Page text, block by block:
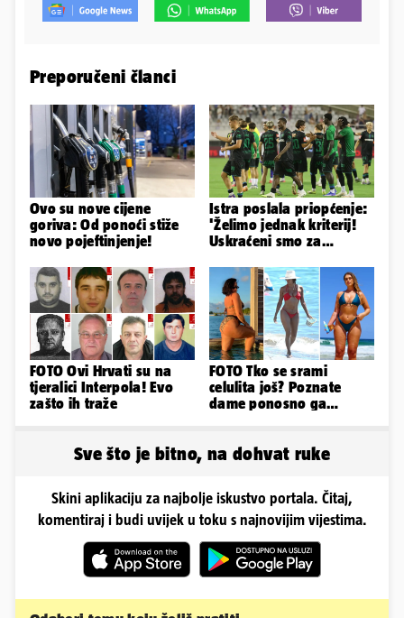
Preporučeni članci
Ovo su nove cijene
goriva: Od ponoći stiže
novo pojeftinjenje!
Istra poslala priopćenje:
'Želimo jednak kriterij!
Uskraćeni smo za
Poljudu'
FOTO Ovi Hrvati su na
tjeralici Interpola! Evo
zašto ih traže
FOTO Tko se srami
celulita još? Poznate
dame ponosno ga
Sve što je bitno, na dohvat ruke
Skini aplikaciju za najbolje iskustvo portala. Čitaj,
komentiraj i budi uvijek u toku s najnovijim vijestima.